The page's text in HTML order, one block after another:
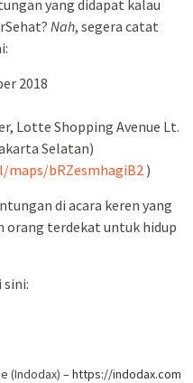
yang didapat kalau
Nah, segera catat
2018
Lotte Shopping Avenue Lt.
Selatan)
bRZesmhagiB2 )
di acara keren yang
orang terdekat untuk hidup
sini:
(Indodax) –https://indodax.com